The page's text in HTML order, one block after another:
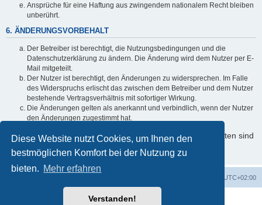
Diese Website nutzt Cookies, um Ihnen den
bestmöglichen Komfort bei der Nutzung zu
bieten. Mehr erfahren
Verstanden!
Ansprüche für eine Haftung aus zwingendem nationalem Recht bleiben
unberührt.
6. ÄNDERUNGSVORBEHALT
Der Betreiber ist berechtigt, die Nutzungsbedingungen und die
Datenschutzerklärung zu ändern. Die Änderung wird dem Nutzer per E-
Mail mitgeteilt.
Der Nutzer ist berechtigt, den Änderungen zu widersprechen. Im Falle
des Widerspruchs erlischt das zwischen dem Betreiber und dem Nutzer
bestehende Vertragsverhältnis mit sofortiger Wirkung.
Die Änderungen gelten als anerkannt und verbindlich, wenn der Nutzer
den Änderungen zugestimmt hat.
Informationen über den Umgang mit Ihren persönlichen Daten sind
in der Datenschutzerklärung enthalten.
UTC+02:00
Powered byphpBB® Forum Software © phpBB Limited